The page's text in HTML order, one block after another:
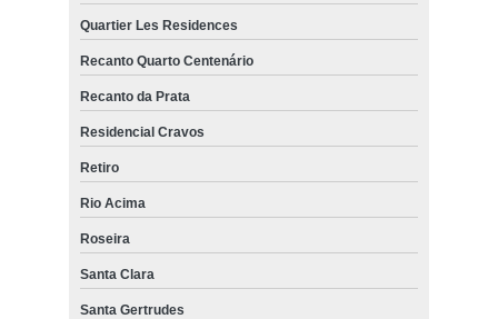
Quartier Les Residences
Recanto Quarto Centenário
Recanto da Prata
Residencial Cravos
Retiro
Rio Acima
Roseira
Santa Clara
Santa Gertrudes